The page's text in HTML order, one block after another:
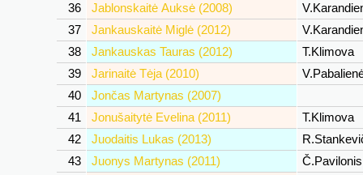
36
Jablonskaitė Auksė (2008)
37
Jankauskaitė Miglė (2012)
38
Jankauskas Tauras (2012)
T.Klimova
39
Jarinaitė Tėja (2010)
40
Jončas Martynas (2007)
41
Jonušaitytė Evelina (2011)
T.Klimova
42
Juodaitis Lukas (2013)
43
Juonys Martynas (2011)